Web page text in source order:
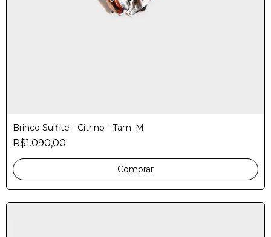
Brinco Sulfite - Citrino - Tam. M
R$1.090,00
Comprar